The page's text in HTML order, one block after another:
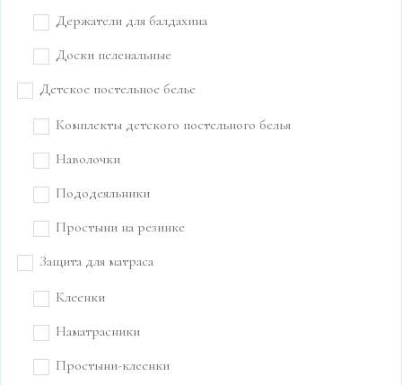
Держатели для балдахина
Доски пеленальные
Детское постельное белье
Комплекты детского постельного белья
Наволочки
Пододеяльники
Простыни на резинке
Защита для матраса
Клеенки
Наматрасники
Простыни-клеенки